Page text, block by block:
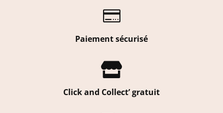

Paiement sécurisé

Click and Collect’ gratuit